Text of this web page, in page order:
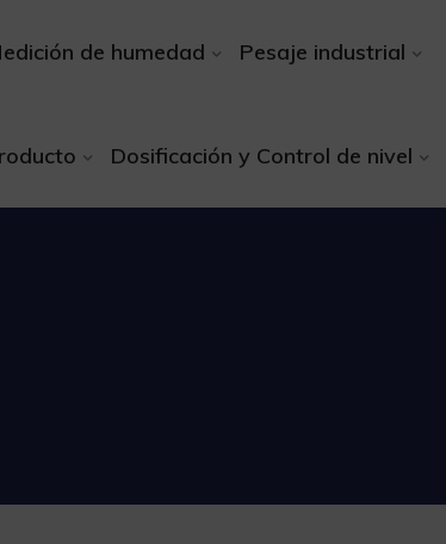
de humedad Pesaje industrial
Dosificación y Control de nivel